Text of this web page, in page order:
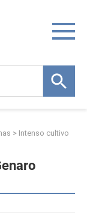
> Intenso cultivo